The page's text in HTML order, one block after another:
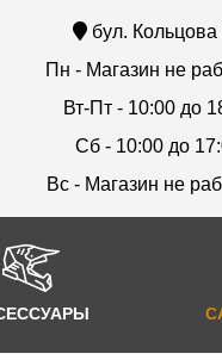
бул. Кольцова
Пн - Магазин не
Вт-Пт - 10:00 до
Сб - 10:00 до
Вс - Магазин не